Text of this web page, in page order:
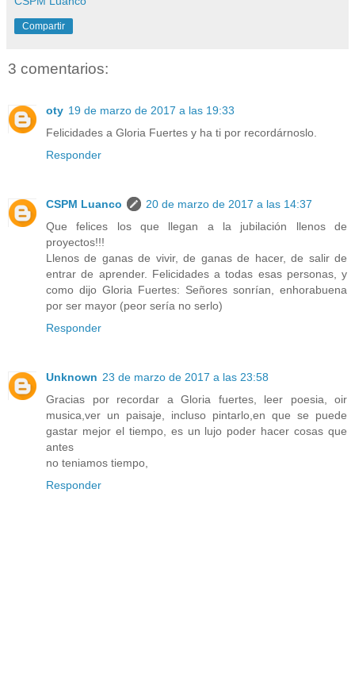
Compartir
3 comentarios:
oty 19 de marzo de 2017 a las 19:33
Felicidades a Gloria Fuertes y ha ti por recordárnoslo.
Responder
CSPM Luanco
20 de marzo de 2017 a las 14:37
Que felices los que llegan a la jubilación llenos de
proyectos!!!
Llenos de ganas de vivir, de ganas de hacer, de salir de
entrar de aprender. Felicidades a todas esas personas, y
como dijo Gloria Fuertes: Señores sonrían, enhorabuena
por ser mayor (peor sería no serlo)
Responder
Unknown 23 de marzo de 2017 a las 23:58
Gracias por recordar a Gloria fuertes, leer poesia, oir
musica,ver un paisaje, incluso pintarlo,en que se puede
gastar mejor el tiempo, es un lujo poder hacer cosas que
antes
no teniamos tiempo,
Responder